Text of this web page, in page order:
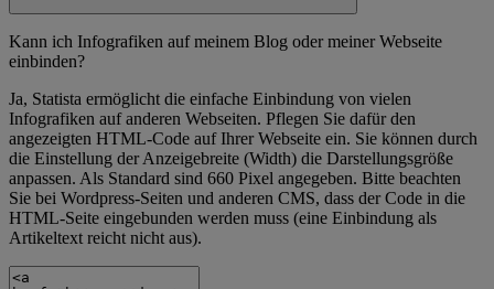
Kann ich Infografiken auf meinem Blog oder meiner Webseite
einbinden?
Ja, Statista ermöglicht die einfache Einbindung von vielen
Infografiken auf anderen Webseiten. Pflegen Sie dafür den
angezeigten HTML-Code auf Ihrer Webseite ein. Sie können durch
die Einstellung der Anzeigebreite (Width) die Darstellungsgröße
anpassen. Als Standard sind 660 Pixel angegeben. Bitte beachten
Sie bei Wordpress-Seiten und anderen CMS, dass der Code in die
HTML-Seite eingebunden werden muss (eine Einbindung als
Artikeltext reicht nicht aus).